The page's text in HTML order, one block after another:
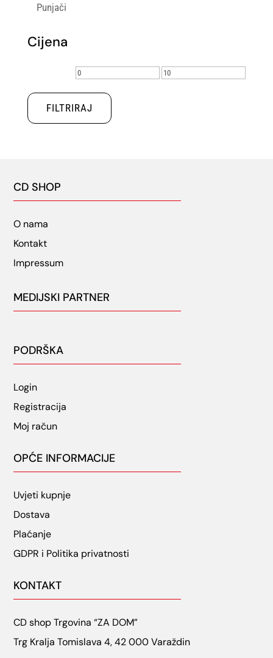
Punjači
Cijena
Min
cijena
Maks
FILTRIRAJ
CD SHOP
O nama
Kontakt
Impressum
MEDIJSKI PARTNER
PODRŠKA
Login
Registracija
Moj račun
OPĆE INFORMACIJE
Uvjeti kupnje
Dostava
Plaćanje
GDPR i Politika privatnosti
KONTAKT
CD shop Trgovina “ZA DOM”
Trg Kralja Tomislava 4, 42 000 Varaždin